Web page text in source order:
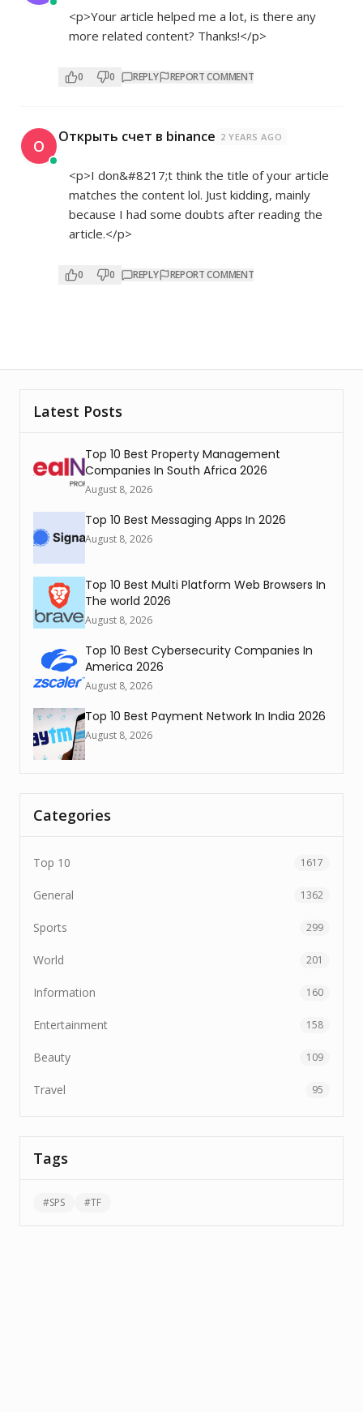
<p>Your article helped me a lot, is there any
more related content? Thanks!</p>
0 0 REPLY REPORT COMMENT
О Открыть счет в binance 2 YEARS AGO
<p>I don&#8217;t think the title of your article
matches the content lol. Just kidding, mainly
because I had some doubts after reading the
article.</p>
0 0 REPLY REPORT COMMENT
Latest Posts
Top 10 Best Property Management
Companies In South Africa 2026
August 8, 2026
Top 10 Best Messaging Apps In 2026
August 8, 2026
Top 10 Best Multi Platform Web Browsers In
The world 2026
August 8, 2026
Top 10 Best Cybersecurity Companies In
America 2026
August 8, 2026
Top 10 Best Payment Network In India 2026
August 8, 2026
Categories
Top 10 1617
General 1362
Sports 299
World 201
Information 160
Entertainment 158
Beauty 109
Travel 95
Tags
#SPS #TF